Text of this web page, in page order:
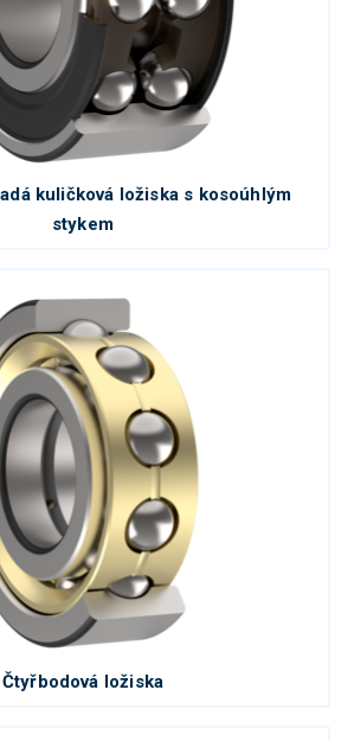
kuličková ložiska s kosoúhlým
stykem
Čtyřbodová ložiska